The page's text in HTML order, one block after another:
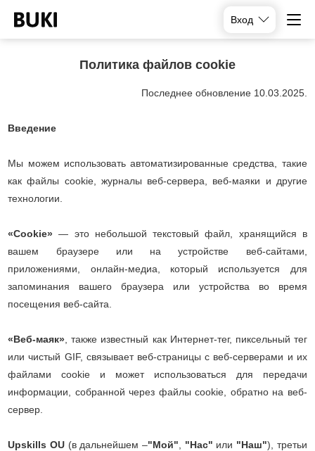
Вход
Политика файлов cookie
Последнее обновление 10.03.2025.
Введение
Мы можем использовать автоматизированные средства, такие
как файлы cookie, журналы веб-сервера, веб-маяки и другие
технологии.
«Cookie» — это небольшой текстовый файл, хранящийся в
вашем браузере или на устройстве веб-сайтами,
приложениями, онлайн-медиа, который используется для
запоминания вашего браузера или устройства во время
посещения веб-сайта.
«Веб-маяк» , также известный как Интернет-тег, пиксельный тег
или чистый GIF, связывает веб-страницы с веб-серверами и их
файлами cookie и может использоваться для передачи
информации, собранной через файлы cookie, обратно на веб-
сервер.
Upskills OU(в дальнейшем –"Мой" "Нас" или "Наш"), третьи